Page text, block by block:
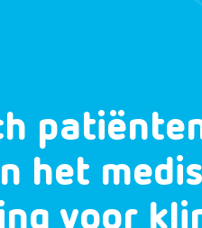
het
voor